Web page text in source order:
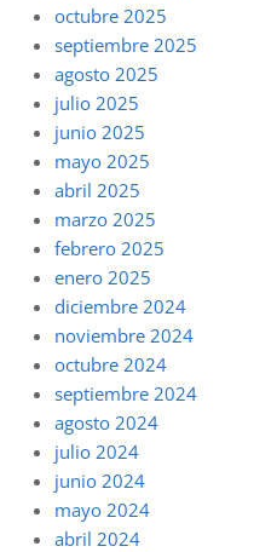
octubre 2025
septiembre 2025
agosto 2025
julio 2025
junio 2025
mayo 2025
abril 2025
marzo 2025
febrero 2025
enero 2025
diciembre 2024
noviembre 2024
octubre 2024
septiembre 2024
agosto 2024
julio 2024
junio 2024
mayo 2024
abril 2024